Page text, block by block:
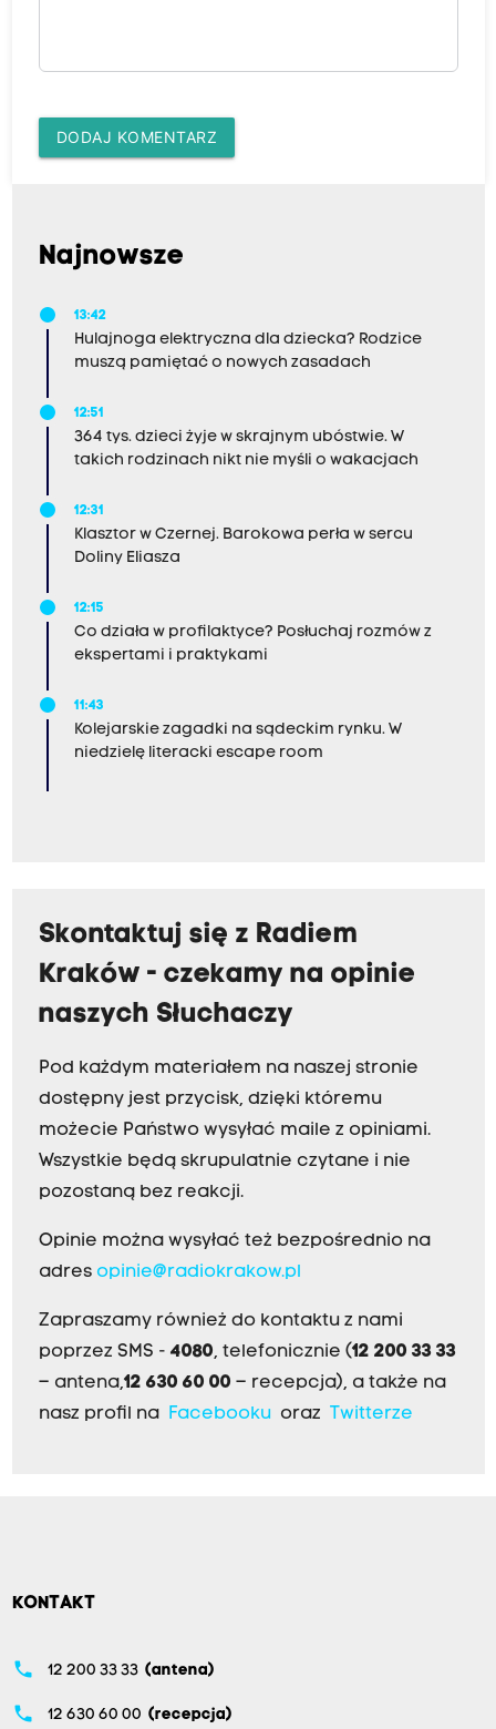
DODAJ KOMENTARZ
Najnowsze
13:42
Hulajnoga elektryczna dla dziecka? Rodzice
muszą pamiętać o nowych zasadach
12:51
364 tys. dzieci żyje w skrajnym ubóstwie. W
takich rodzinach nikt nie myśli o wakacjach
12:31
Klasztor w Czernej. Barokowa perła w sercu
Doliny Eliasza
12:15
Co działa w profilaktyce? Posłuchaj rozmów z
ekspertami i praktykami
11:43
Kolejarskie zagadki na sądeckim rynku. W
niedzielę literacki escape room
Skontaktuj się z Radiem
Kraków - czekamy na opinie
naszych Słuchaczy
Pod każdym materiałem na naszej stronie
dostępny jest przycisk, dzięki któremu
możecie Państwo wysyłać maile z opiniami.
Wszystkie będą skrupulatnie czytane i nie
pozostaną bez reakcji.
Opinie można wysyłać też bezpośrednio na
adres opinie@radiokrakow.pl
Zapraszamy również do kontaktu z nami
poprzez SMS - 4080, telefonicznie (12 200 33 33
– antena,12 630 60 00 – recepcja), a także na
nasz profil na
Facebookuoraz Twitterze
KONTAKT
phone 12 200 33 33 (antena)
phone 12 630 60 00 (recepcja)